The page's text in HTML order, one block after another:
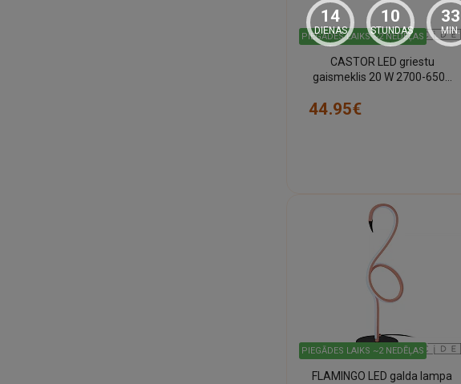
PIEGĀDES LAIKS ~2 NEDĒĻAS
CASTOR LED griestu
gaismeklis 20 W 2700-6500
44.95€
PIEGĀDES LAIKS ~2 NEDĒĻAS
FLAMINGO LED galda lampa
14
DIENAS
10
STUNDAS
33
MIN.